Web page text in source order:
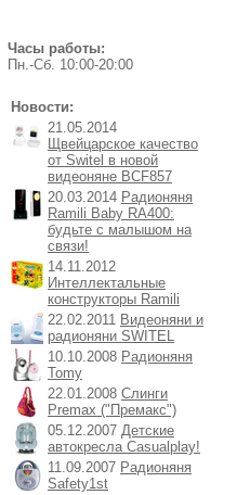
Часы работы:
Пн.-Cб. 10:00-20:00
Новости:
21.05.2014
Щвейцарское качество
от Switel в новой
видеоняне BCF857
20.03.2014 Радионяня
Ramili Baby RA400:
будьте с малышом на
связи!
14.11.2012
Интеллектальные
конструкторы Ramili
22.02.2011 Видеоняни и
радионяни SWITEL
10.10.2008 Радионяня
Tomy
22.01.2008 Слинги
Premax ("Премакс")
05.12.2007 Детские
автокресла Casualplay!
11.09.2007 Радионяня
Safety1st